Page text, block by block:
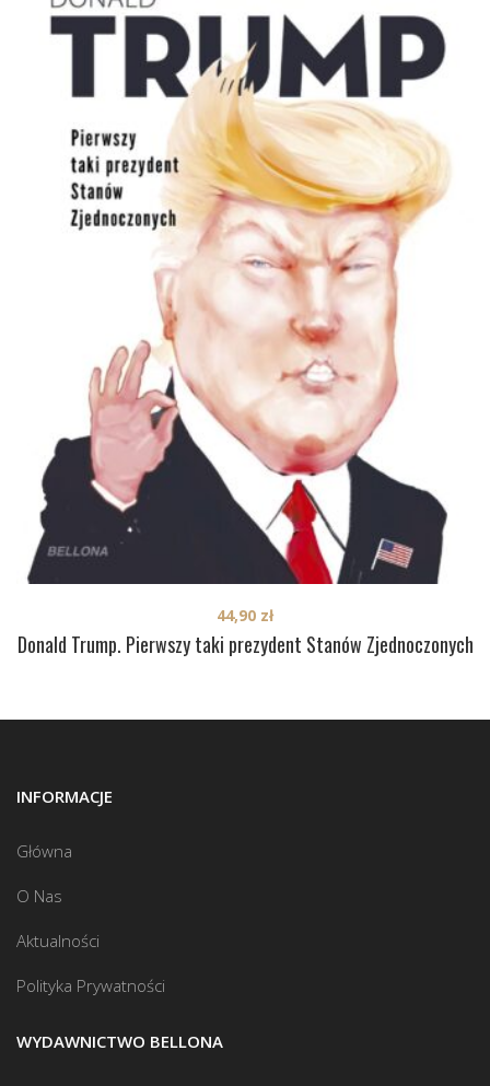
Donald Trump. Pierwszy taki prezydent Stanów Zjednoczonych
44,90 zł
INFORMACJE
Główna
O Nas
Aktualności
Polityka Prywatności
WYDAWNICTWO BELLONA